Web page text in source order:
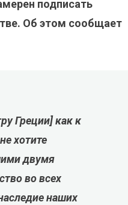
подписать
Об этом сообщает
Греции] как к
хотите
двумя
во всех
наших